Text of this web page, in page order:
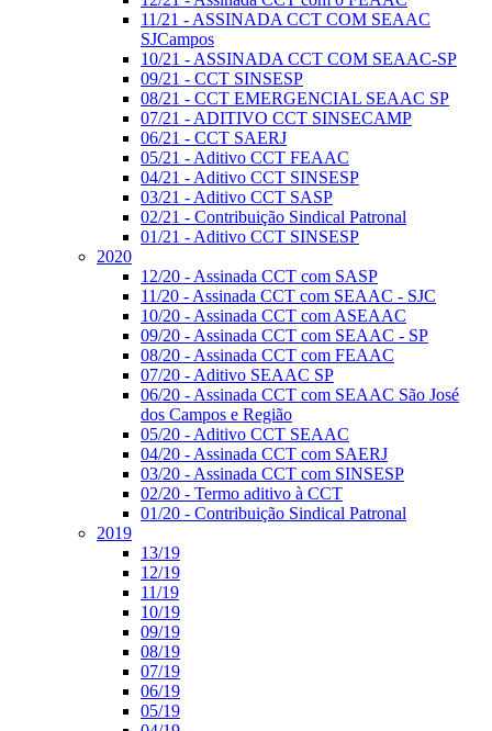
11/21 - ASSINADA CCT COM SEAAC
SJCampos
10/21 - ASSINADA CCT COM SEAAC-SP
09/21 - CCT SINSESP
08/21 - CCT EMERGENCIAL SEAAC SP
07/21 - ADITIVO CCT SINSECAMP
06/21 - CCT SAERJ
05/21 - Aditivo CCT FEAAC
04/21 - Aditivo CCT SINSESP
03/21 - Aditivo CCT SASP
02/21 - Contribuição Sindical Patronal
01/21 - Aditivo CCT SINSESP
2020
12/20 - Assinada CCT com SASP
11/20 - Assinada CCT com SEAAC - SJC
10/20 - Assinada CCT com ASEAAC
09/20 - Assinada CCT com SEAAC - SP
08/20 - Assinada CCT com FEAAC
07/20 - Aditivo SEAAC SP
06/20 - Assinada CCT com SEAAC São José
dos Campos e Região
05/20 - Aditivo CCT SEAAC
04/20 - Assinada CCT com SAERJ
03/20 - Assinada CCT com SINSESP
02/20 - Termo aditivo à CCT
01/20 - Contribuição Sindical Patronal
2019
13/19
12/19
11/19
10/19
09/19
08/19
07/19
06/19
05/19